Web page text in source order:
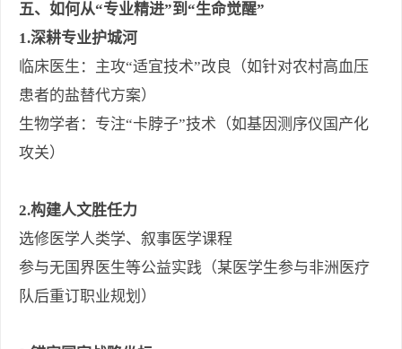
五、如何从“专业精进”到“生命觉醒”
1.深耕专业护城河
临床医生：主攻“适宜技术”改良（如针对农村高血压
患者的盐替代方案）
生物学者：专注“卡脖子”技术（如基因测序仪国产化
攻关）
2.构建人文胜任力
选修医学人类学、叙事医学课程
参与无国界医生等公益实践（某医学生参与非洲医疗
队后重订职业规划）